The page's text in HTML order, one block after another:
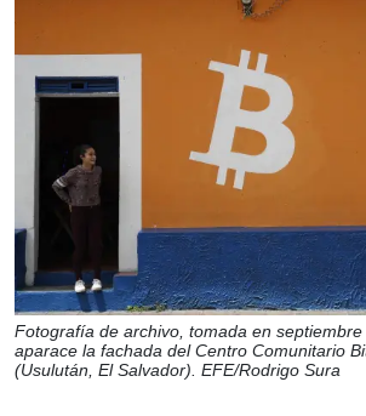
Fotografía de archivo, tomada en
aparace la fachada del Centro Comunitario
(Usulután, El Salvador). EFE/Rodrigo Sura